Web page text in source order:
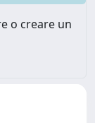
o creare un